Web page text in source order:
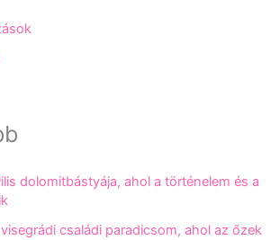
dolomitbástyája, ahol a történelem és a
családi paradicsom, ahol az őzek